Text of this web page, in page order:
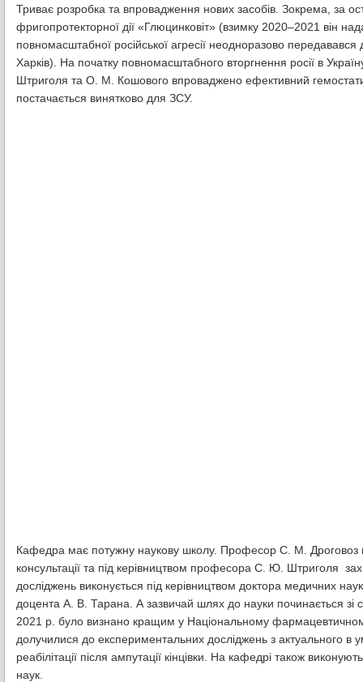
Триває розробка та впровадження нових засобів. Зокрема, за
фригопротекторної дії «Глюцинковіт» (взимку 2020–2021 він
повномасштабної російської агресії неодноразово
Харків). На початку повномасштабного вторгнення росії в
Штриголя та О. М. Кошового впроваджено ефективний
постачається винятково для ЗСУ.
Кафедра має потужну наукову школу. Професор С. М. Дроговоз
консультації та під керівництвом професора С. Ю. Штриголя
досліджень виконується під керівництвом доктора медичних
доцента А. В. Тарана. А зазвичай шлях до науки починається зі
2021 р. було визнано кращим у Національному
долучилися до експериментальних досліджень з актуального в
реабілітації після ампутації кінцівки. На кафедрі також
наук.